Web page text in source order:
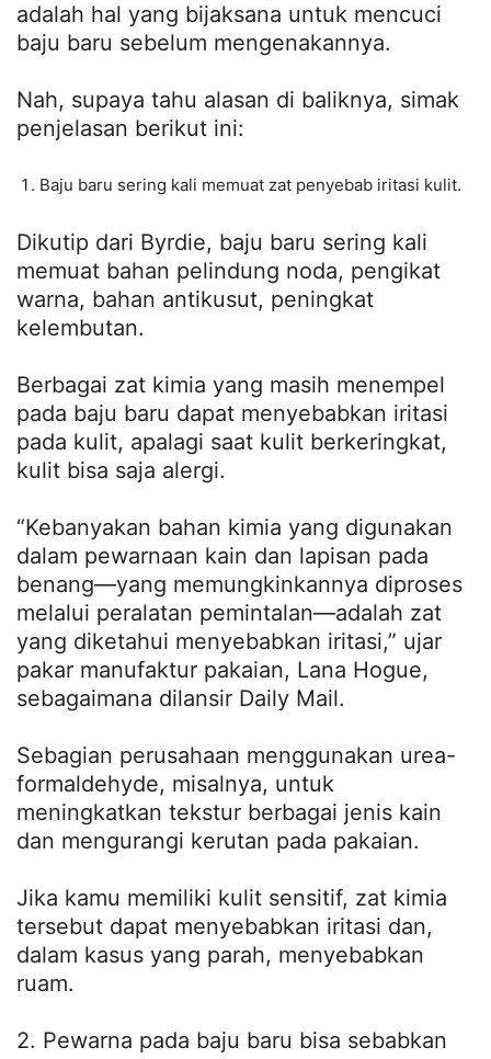
adalah hal yang bijaksana untuk mencuci
baju baru sebelum mengenakannya.
Nah, supaya tahu alasan di baliknya, simak
penjelasan berikut ini:
Baju baru sering kali memuat zat penyebab iritasi kulit.
Dikutip dari Byrdie, baju baru sering kali
memuat bahan pelindung noda, pengikat
warna, bahan antikusut, peningkat
kelembutan.
Berbagai zat kimia yang masih menempel
pada baju baru dapat menyebabkan iritasi
pada kulit, apalagi saat kulit berkeringkat,
kulit bisa saja alergi.
“Kebanyakan bahan kimia yang digunakan
dalam pewarnaan kain dan lapisan pada
benang—yang memungkinkannya diproses
melalui peralatan pemintalan—adalah zat
yang diketahui menyebabkan iritasi,” ujar
pakar manufaktur pakaian, Lana Hogue,
sebagaimana dilansir Daily Mail.
Sebagian perusahaan menggunakan urea-
formaldehyde, misalnya, untuk
meningkatkan tekstur berbagai jenis kain
dan mengurangi kerutan pada pakaian.
Jika kamu memiliki kulit sensitif, zat kimia
tersebut dapat menyebabkan iritasi dan,
dalam kasus yang parah, menyebabkan
ruam.
2. Pewarna pada baju baru bisa sebabkan